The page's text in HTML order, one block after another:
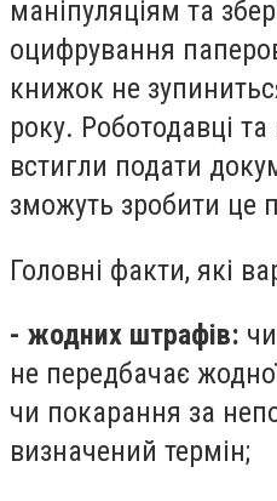
маніпуляціям та
оцифрування
книжок не
року. Роботодавці
встигли подати
зможуть зробити це
Головні факти, які
- жодних штрафів:
не передбачає
чи покарання за
визначений термін;